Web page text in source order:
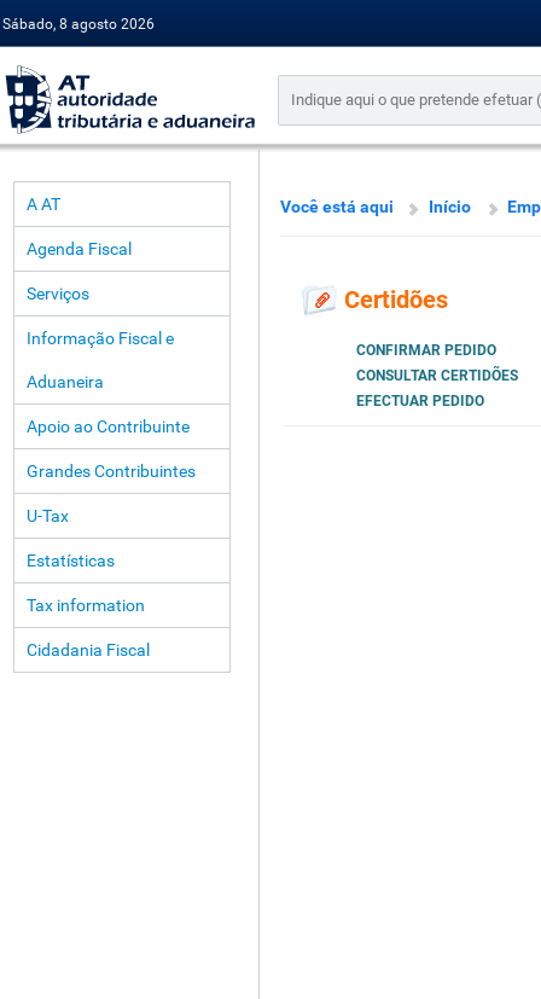
Sábado, 8 agosto 2026
A AT
Agenda Fiscal
Serviços
Informação Fiscal e
Aduaneira
Apoio ao Contribuinte
Grandes Contribuintes
U-Tax
Estatísticas
Tax information
Cidadania Fiscal
Você está aqui Início
Certidões
CONFIRMAR PEDIDO
CONSULTAR CERTIDÕES
EFECTUAR PEDIDO